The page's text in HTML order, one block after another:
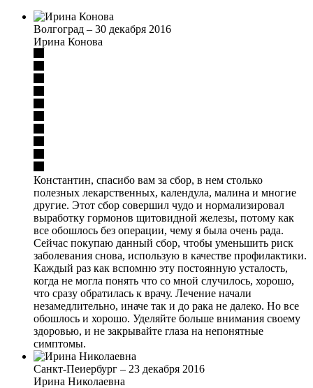
Волгоград – 30 декабря 2016
Ирина Конова
Константин, спасибо вам за сбор, в нем столько
полезных лекарственных, календула, малина и многие
другие. Этот сбор совершил чудо и нормализировал
выработку гормонов щитовидной железы, потому как
все обошлось без операции, чему я была очень рада.
Сейчас покупаю данный сбор, чтобы уменьшить риск
заболевания снова, использую в качестве профилактики.
Каждый раз как вспомню эту постоянную усталость,
когда не могла понять что со мной случилось, хорошо,
что сразу обратилась к врачу. Лечение начали
незамедлительно, иначе так и до рака не далеко. Но все
обошлось и хорошо. Уделяйте больше внимания своему
здоровью, и не закрывайте глаза на непонятные
симптомы.
Санкт-Пеиербург – 23 декабря 2016
Ирина Николаевна